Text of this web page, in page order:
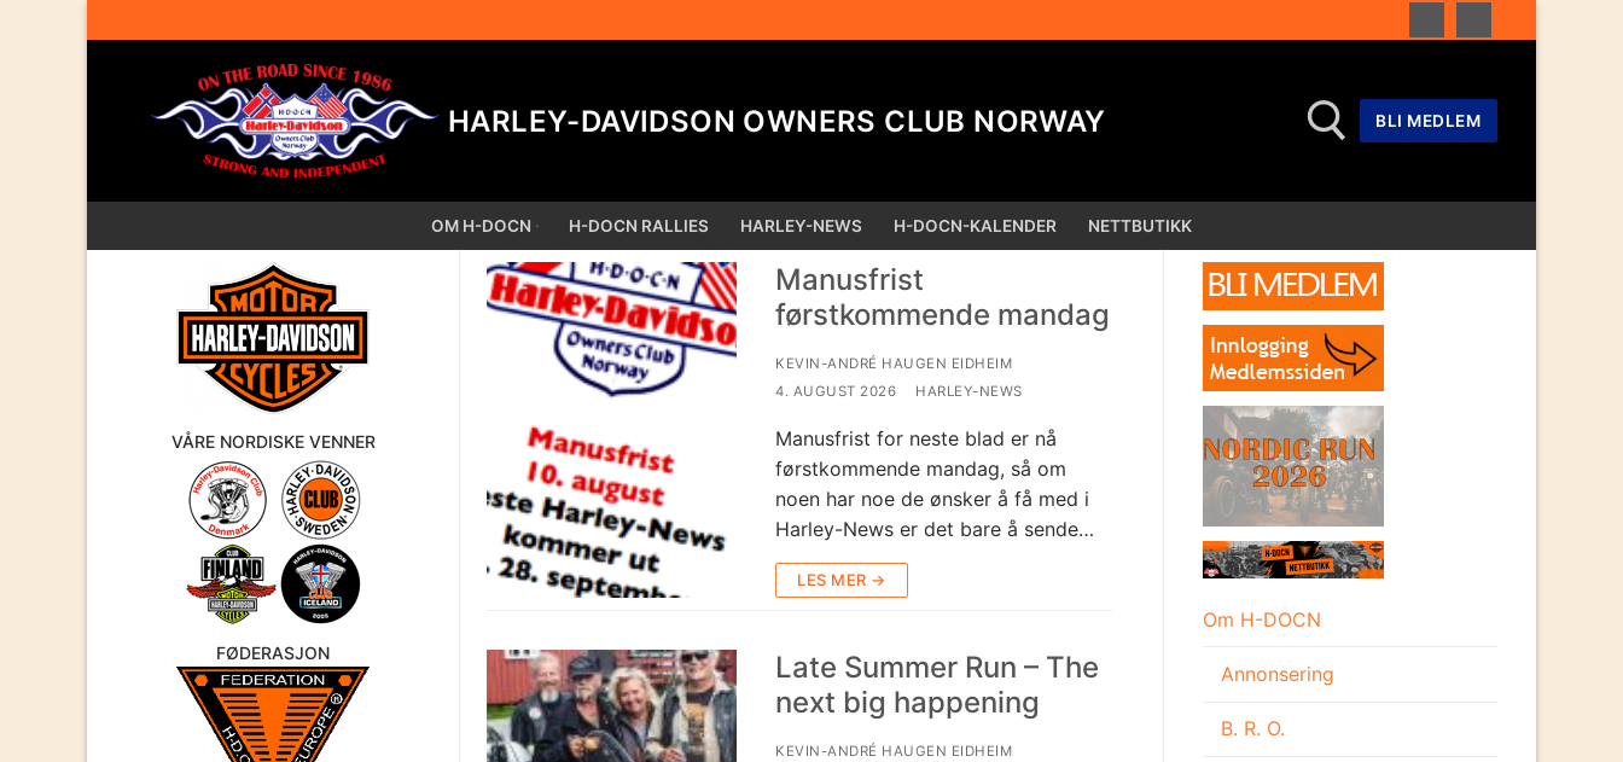
til
HARLEY-DAVIDSON OWNERS CLUB NORWAY
Søk etter:
BLI MEDLEM
OM H-DOCN H-DOCN RALLIES HARLEY-NEWS H-DOCN-KALENDER NETTBUTIKK
Manusfrist
førstkommende mandag
KEVIN-ANDRÉ HAUGEN EIDHEIM
4. AUGUST 2026
HARLEY-NEWS
Manusfrist for neste blad er nå
førstkommende mandag, så om
noen har noe de ønsker å få med i
Harley-News er det bare å sende…
LES MER →
Late Summer Run – The
next big happening
KEVIN-ANDRÉ HAUGEN EIDHEIM
Om H-DOCN
Annonsering
B. R. O.
VÅRE NORDISKE VENNER
FØDERASJON